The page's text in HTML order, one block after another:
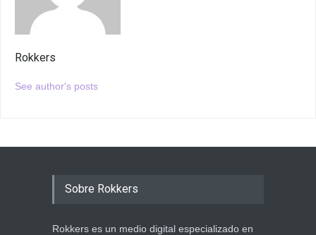
Rokkers
See author's posts
Sobre Rokkers
Rokkers es un medio digital especializado en